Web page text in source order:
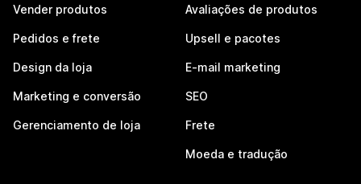
Vender produtos
Pedidos e frete
Design da loja
Marketing e conversão
Gerenciamento de loja
Avaliações de produtos
Upsell e pacotes
E-mail marketing
SEO
Frete
Moeda e tradução